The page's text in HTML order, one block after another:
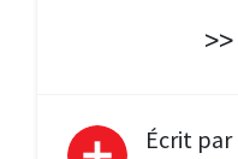
>>
Écrit par